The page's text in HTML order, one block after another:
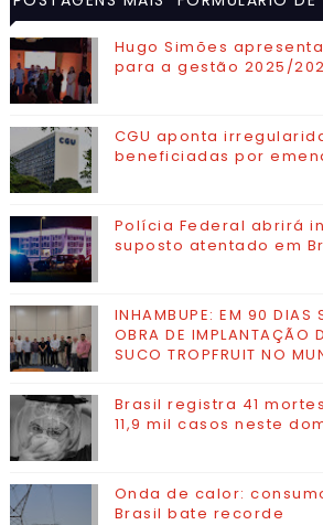
VISITADAS
Hugo Simões
para a gestão 2025/
CGU aponta
beneficiadas por
Polícia Federal abrirá
suposto atentado em
INHAMBUPE: EM 90 DIAS
OBRA DE IMPLANTAÇÃO
SUCO TROPFRUIT NO
Brasil registra 41
11,9 mil casos neste
Onda de calor:
Brasil bate recorde